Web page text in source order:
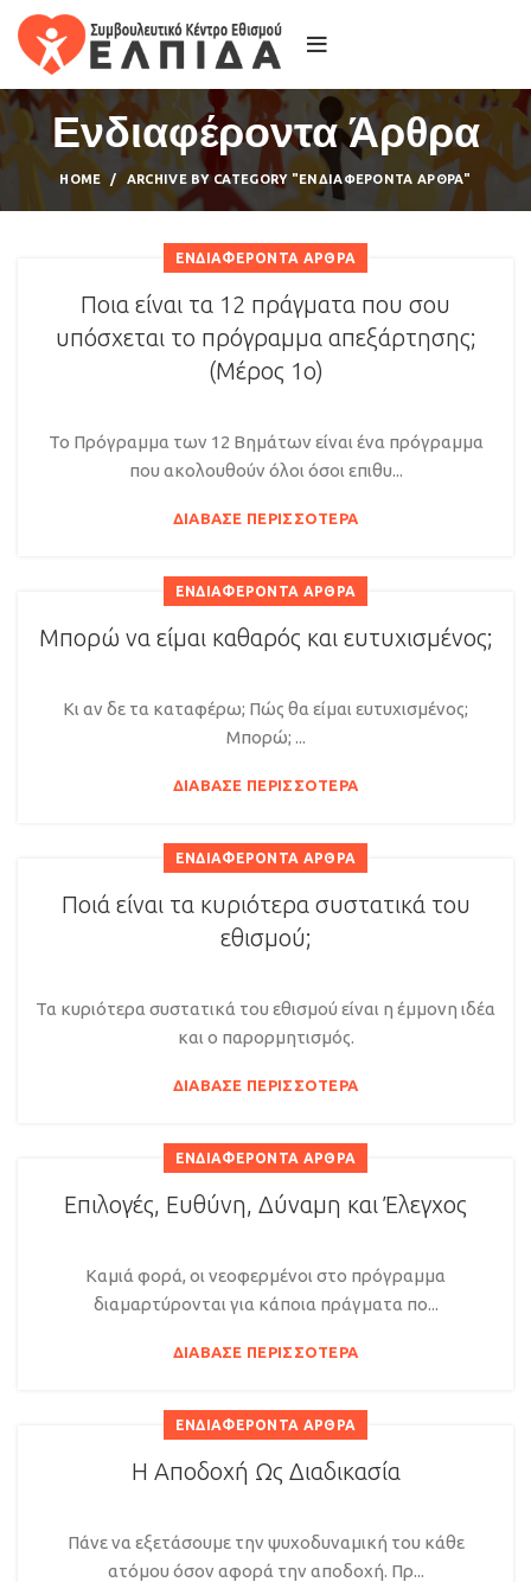
Ενδιαφέροντα Άρθρα
HOME ARCHIVE BY CATEGORY "ΕΝΔΙΑΦΈΡΟΝΤΑ ΆΡΘΡΑ"
ΕΝΔΙΑΦΈΡΟΝΤΑ ΆΡΘΡΑ
Ποια είναι τα 12 πράγματα που σου
υπόσχεται το πρόγραμμα απεξάρτησης;
(Μέρος 1ο)
Το Πρόγραμμα των 12 Βημάτων είναι ένα πρόγραμμα
που ακολουθούν όλοι όσοι επιθυ...
ΔΙΆΒΑΣΕ ΠΕΡΙΣΣΌΤΕΡΑ
ΕΝΔΙΑΦΈΡΟΝΤΑ ΆΡΘΡΑ
Μπορώ να είμαι καθαρός και ευτυχισμένος;
Κι αν δε τα καταφέρω; Πώς θα είμαι ευτυχισμένος;
Μπορώ; ...
ΔΙΆΒΑΣΕ ΠΕΡΙΣΣΌΤΕΡΑ
ΕΝΔΙΑΦΈΡΟΝΤΑ ΆΡΘΡΑ
Ποιά είναι τα κυριότερα συστατικά του
εθισμού;
Τα κυριότερα συστατικά του εθισμού είναι η έμμονη ιδέα
και ο παρορμητισμός.
ΔΙΆΒΑΣΕ ΠΕΡΙΣΣΌΤΕΡΑ
ΕΝΔΙΑΦΈΡΟΝΤΑ ΆΡΘΡΑ
Επιλογές, Ευθύνη, Δύναμη και Έλεγχος
Καμιά φορά, οι νεοφερμένοι στο πρόγραμμα
διαμαρτύρονται για κάποια πράγματα πο...
ΔΙΆΒΑΣΕ ΠΕΡΙΣΣΌΤΕΡΑ
ΕΝΔΙΑΦΈΡΟΝΤΑ ΆΡΘΡΑ
Η Αποδοχή Ως Διαδικασία
Πάνε να εξετάσουμε την ψυχοδυναμική του κάθε
ατόμου όσον αφορά την αποδοχή. Πρ...